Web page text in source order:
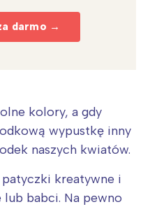
darmo →
kolory, a gdy
wypustkę inny
naszych kwiatów.
kreatywne i
babci. Na pewno